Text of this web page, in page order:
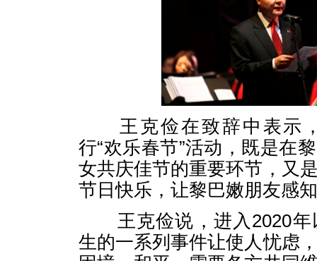
王克俭在致辞中表示
行“欢乐春节”活动，既是在
女共庆佳节的重要环节，又
节日快乐，让黎巴嫩朋友感
王克俭说，进入2020年
生的一系列事件让使人忧虑